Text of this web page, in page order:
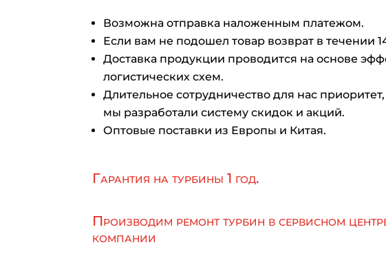
Возможна отправка наложенным платежом.
Если вам не подошел товар возврат в течении
Доставка продукции проводится на основе
логистических схем.
Длительное сотрудничество для нас
мы разработали систему скидок и акций.
Оптовые поставки из Европы и Китая.
Гарантия на турбины 1 год.
Производим ремонт турбин в сервисном
компании